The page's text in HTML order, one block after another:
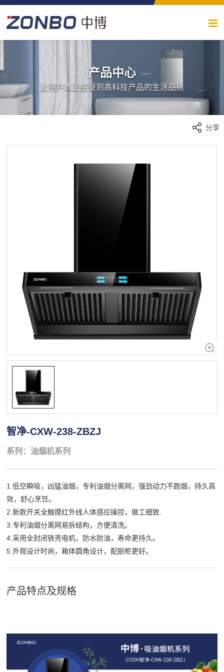
产品中心
让用户真正感受到高科技产品的生活品质
分享
智净-CXW-238-ZBZJ
系列：油烟机系列
1.低空瞬吸，凶猛油烟，专利油烟分离网，强劲动力不跑烟，持久高
效，舒心烹饪。
2.新款开关全触摸红外线人体感应操控，做工细致.
3.专利油烟分离网易拆结构，方便清洗。
4.采用全封闭铁壳电机，防水防油，寿命更持久。
5.外观设计时尚，箱体圆角设计，配厨柜更好。
产品特点及规格